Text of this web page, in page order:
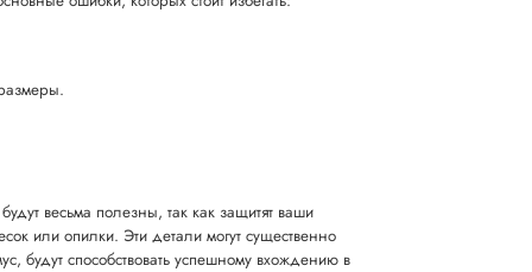
весьма полезны, так как защитят ваши
или опилки. Эти детали могут существенно
будут способствовать успешному вхождению в